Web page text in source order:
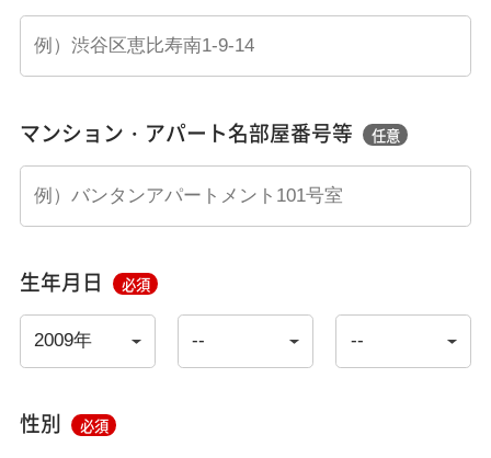
マンション・アパート名部屋番号等 任意
生年月日 必須
性別 必須